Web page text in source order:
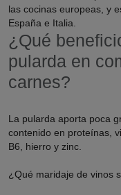
las cocinas europeas, y
España e Italia.
¿Qué
pularda en
carnes?
La pularda aporta poca
contenido en proteínas,
B6, hierro y zinc.
¿Qué maridaje de vinos